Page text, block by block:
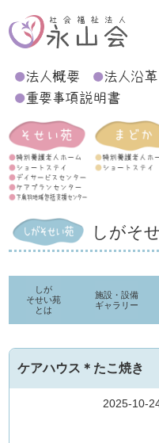
しがそ
しが
そせい苑
とは
施設・設備
ギャラリー
ケアハウス＊たこ焼き
2025-10-